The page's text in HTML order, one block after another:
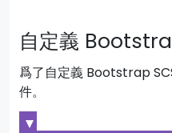
自定義
爲了自定義 Bootstrap
件。